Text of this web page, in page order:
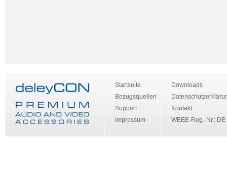
Startseite
Bezugsquellen
Support
Impressum
Downloads
Kontakt
WEEE-Reg.-Nr.: